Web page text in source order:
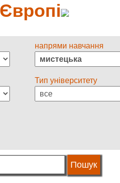
напрями навчання
Тип університету